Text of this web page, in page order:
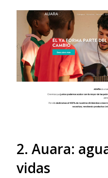
2. Auara:
vidas